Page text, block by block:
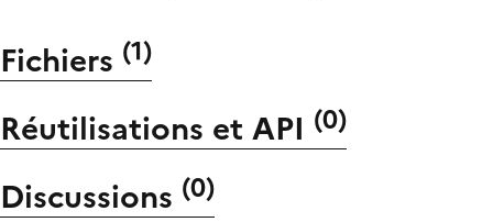
Fichiers (1)
Réutilisations et API (0)
Discussions (0)